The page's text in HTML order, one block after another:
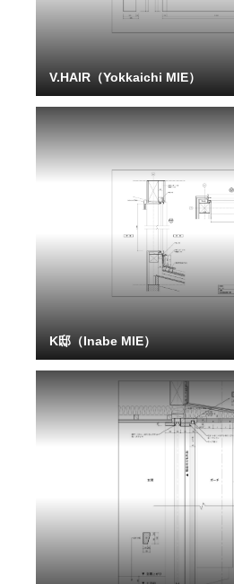
V.HAIR（Yokkaichi MIE）
K邸（Inabe MIE）